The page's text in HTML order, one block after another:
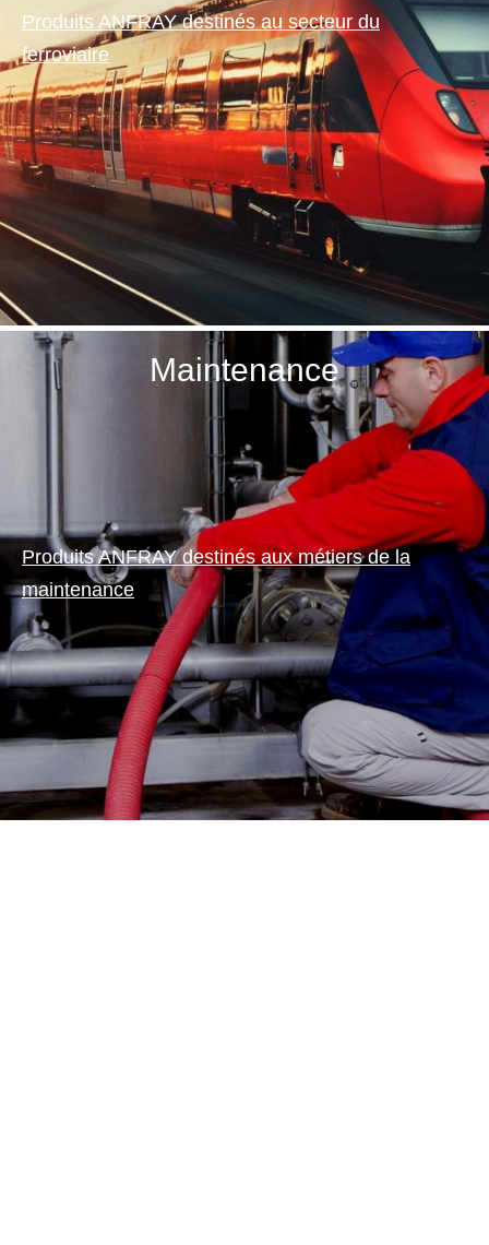
Produits ANFRAY destinés au secteur du
ferroviaire
Maintenance
Produits ANFRAY destinés aux métiers de la
maintenance